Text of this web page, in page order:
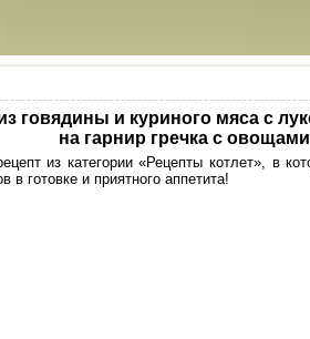
говядины и куриного мяса с
на гарнир гречка с овощами
из категории «Рецепты котлет», в
готовке и приятного аппетита!